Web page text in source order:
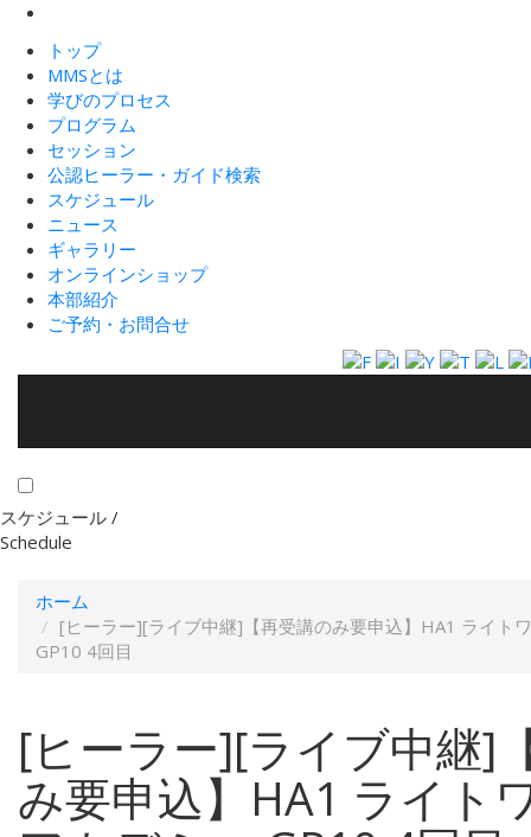
トップ
MMSとは
学びのプロセス
プログラム
セッション
公認ヒーラー・ガイド検索
スケジュール
ニュース
ギャラリー
オンラインショップ
本部紹介
ご予約・お問合せ
スケジュール /
Schedule
ホーム
[ヒーラー][ライブ中継]【再受講のみ要申込】HA1 ライト
GP10 4回目
[ヒーラー][ライブ中継]
み要申込】HA1 ライト